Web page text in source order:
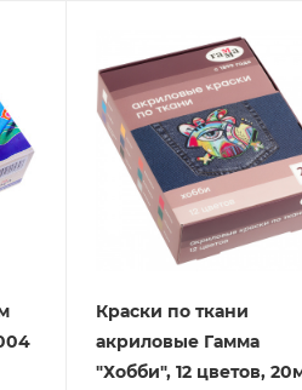
Краски по ткани
акриловые Гамма
"Хобби", 12 цветов,